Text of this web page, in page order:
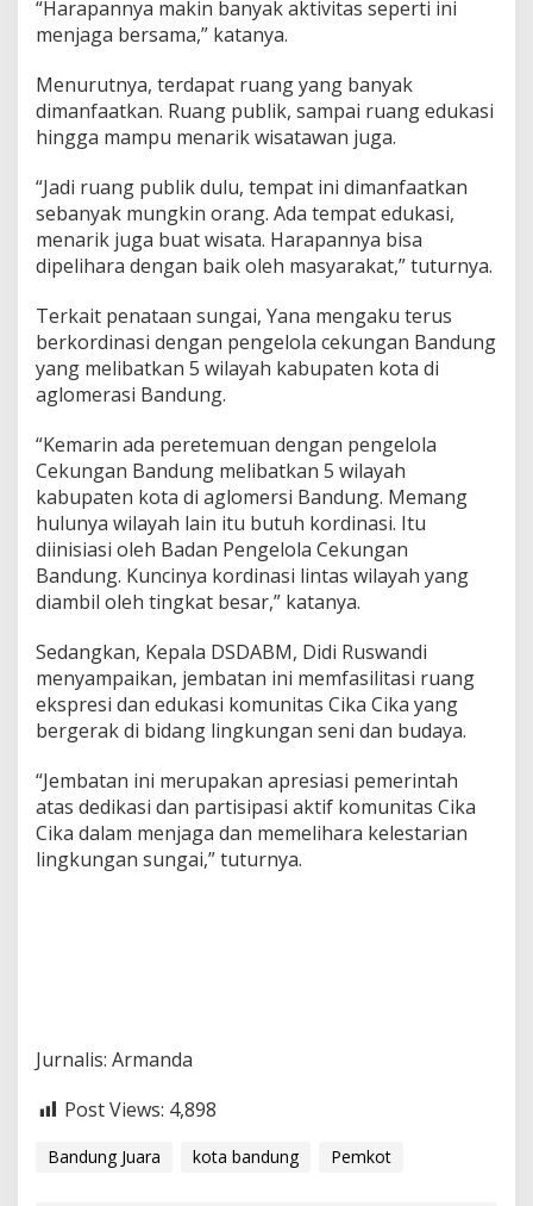
“Harapannya makin banyak aktivitas seperti ini
menjaga bersama,” katanya.
Menurutnya, terdapat ruang yang banyak
dimanfaatkan. Ruang publik, sampai ruang edukasi
hingga mampu menarik wisatawan juga.
“Jadi ruang publik dulu, tempat ini dimanfaatkan
sebanyak mungkin orang. Ada tempat edukasi,
menarik juga buat wisata. Harapannya bisa
dipelihara dengan baik oleh masyarakat,” tuturnya.
Terkait penataan sungai, Yana mengaku terus
berkordinasi dengan pengelola cekungan Bandung
yang melibatkan 5 wilayah kabupaten kota di
aglomerasi Bandung.
“Kemarin ada peretemuan dengan pengelola
Cekungan Bandung melibatkan 5 wilayah
kabupaten kota di aglomersi Bandung. Memang
hulunya wilayah lain itu butuh kordinasi. Itu
diinisiasi oleh Badan Pengelola Cekungan
Bandung. Kuncinya kordinasi lintas wilayah yang
diambil oleh tingkat besar,” katanya.
Sedangkan, Kepala DSDABM, Didi Ruswandi
menyampaikan, jembatan ini memfasilitasi ruang
ekspresi dan edukasi komunitas Cika Cika yang
bergerak di bidang lingkungan seni dan budaya.
“Jembatan ini merupakan apresiasi pemerintah
atas dedikasi dan partisipasi aktif komunitas Cika
Cika dalam menjaga dan memelihara kelestarian
lingkungan sungai,” tuturnya.
Jurnalis: Armanda
Post Views: 4,898
Bandung Juara kota bandung Pemkot